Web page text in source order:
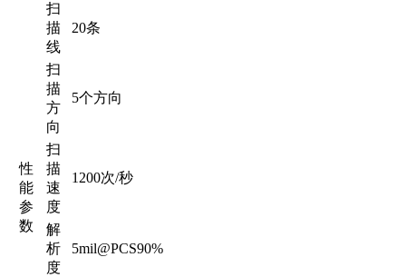
性
能
参
数
扫
描
线
20条
扫
描
方
向
5个方向
扫
描
速
度
1200次/秒
解
析
度
5mil@PCS90%